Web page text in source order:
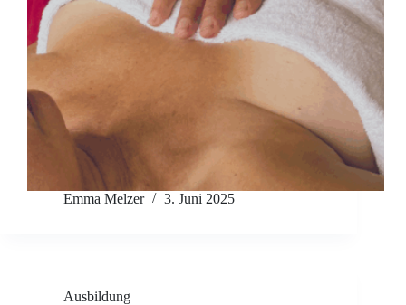
Emma Melzer 3. Juni 2025
Ausbildung